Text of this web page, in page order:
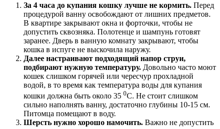
За 4 часа до купания кошку лучше не кормить. Перед
процедурой ванну освобождают от лишних предметов.
В квартире закрывают окна и форточки, чтобы не
допустить сквозняка. Полотенце и шампунь готовят
заранее. Дверь в ванную комнату закрывают, чтобы
кошка в испуге не выскочила наружу.
Далее настраивают подходящий напор струи,
подбирают нужную температуру. Довольно часто моют
кошек слишком горячей или чересчур прохладной
водой, в то время как температура воды для купания
кошки должна быть около 35 0С. Не стоит слишком
сильно наполнять ванну, достаточно глубины 10-15 см.
Питомца помещают в воду.
Шерсть нужно хорошо намочить. Важно не допустить